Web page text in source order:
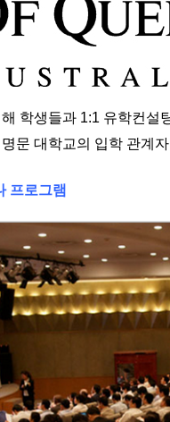
학생들과 1:1 유학컨설
문 대학교의 입학 관계
프로그램